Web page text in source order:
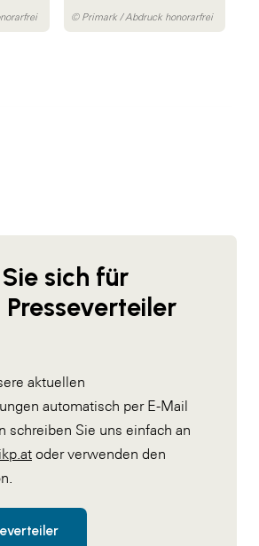
© Primark / Abdruck honorarfrei
sich für
Presseverteiler
aktuellen
automatisch per E-Mail
schreiben Sie uns einfach an
oder verwenden den